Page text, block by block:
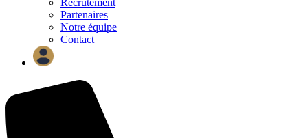
Partenaires
Notre équipe
Contact